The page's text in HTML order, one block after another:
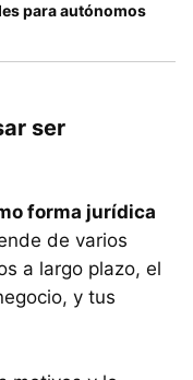
para autónomos
ser
forma jurídica
de varios
a largo plazo, el
y tus